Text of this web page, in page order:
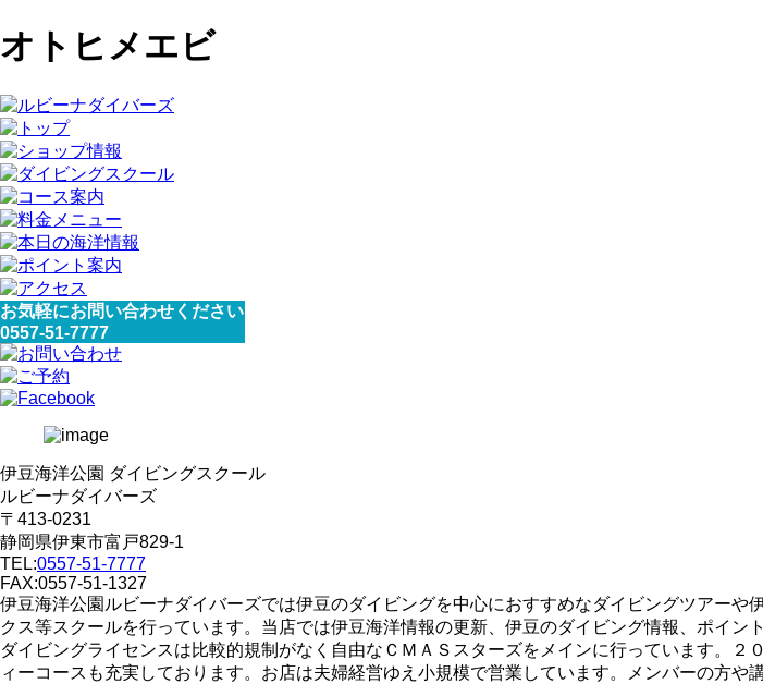
オトヒメエビ
お気軽にお問い合わせください
0557-51-7777
伊豆海洋公園 ダイビングスクール
ルビーナダイバーズ
〒413-0231
静岡県伊東市富戸829-1
TEL:0557-51-7777
FAX:0557-51-1327
伊豆海洋公園ルビーナダイバーズでは伊豆のダイビングを中心におすすめなダイビングツアー
クス等スクールを行っています。当店では伊豆海洋情報の更新、伊豆のダイビング情報、ポイ
ダイビングライセンスは比較的規制がなく自由なＣＭＡＳスターズをメインに行っています。
ィーコースも充実しております。お店は夫婦経営ゆえ小規模で営業しています。メンバーの方